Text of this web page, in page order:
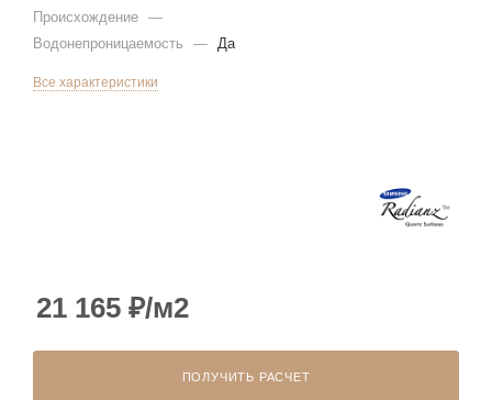
Происхождение —
Водонепроницаемость
— Да
Все характеристики
21 165 ₽/м2
ПОЛУЧИТЬ РАСЧЕТ